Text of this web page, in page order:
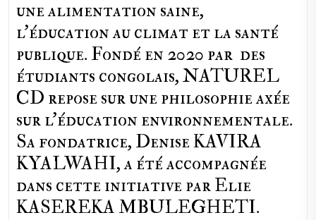
une alimentation saine,
l'éducation au climat et la santé
publique. Fondé en 2020 par des
étudiants congolais, NATUREL
CD repose sur une philosophie axée
sur l'éducation environnementale.
Sa fondatrice, Denise KAVIRA
KYALWAHI, a été accompagnée
dans cette initiative par Elie
KASEREKA MBULEGHETI.